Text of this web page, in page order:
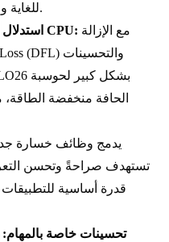
للغاية ومعدلات تقارب أسرع بشكل كبير.
استدلال أسرع بنسبة تصل إلى 43% على CPU:
الحافة منخفضة الطاقة،
تستهدف صراحةً وتحسن
قدرة أساسية للتطبيقات
تحسينات خاصة بالمهام: